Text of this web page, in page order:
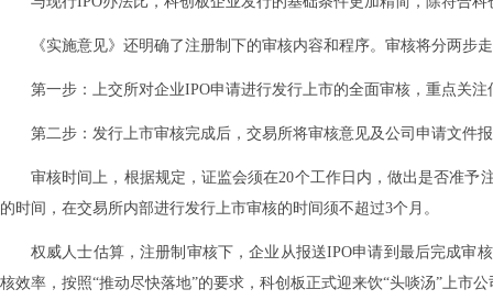
《实施意见》还明确了注册制下的审核内容和程序。审核将分两步
第一步：上交所对企业IPO申请进行发行上市的全面审核，重点关
第二步：发行上市审核完成后，交易所将审核意见及公司申请文件
审核时间上，根据规定，证监会须在20个工作日内，做出是否准
的时间，在交易所内部进行发行上市审核的时间须不超过3个月。
权威人士估算，注册制审核下，企业从报送IPO申请到最后完成审
核效率，按照“推动尽快落地”的要求，科创板正式迎来饮“头啖汤”上市